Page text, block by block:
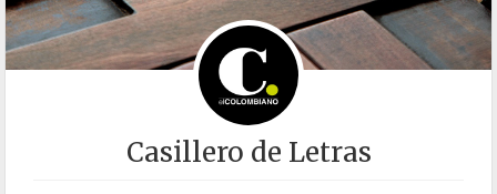
Casillero de Letras